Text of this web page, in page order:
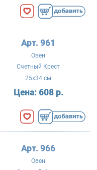
Арт. 961
Овен
Счетный Крест
25x34 см
Цена: 608 р.
Арт. 966
Овен